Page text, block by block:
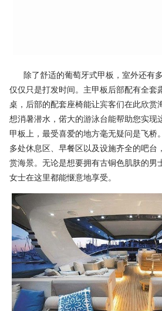
除了舒适的葡萄牙式甲板，室外还有
仅仅只是打发时间。主甲板后部配有全套
桌，后部的配套座椅能让宾客们在此欣赏
想消暑潜水，偌大的游泳台能帮助您实现
甲板上，最受喜爱的地方毫无疑问是飞桥
多处休息区、早餐区以及设施齐全的吧台
赏海景。无论是想要拥有古铜色肌肤的男
女士在这里都能惬意地享受。